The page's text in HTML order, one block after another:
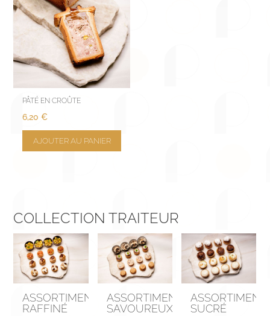
PÂTÉ EN CROÛTE
6,20€
AJOUTER AU PANIER
COLLECTION TRAITEUR
ASSORTIMENT
RAFFINÉ
ASSORTIMENT
SAVOUREUX
ASSORTIMENT
SUCRÉ